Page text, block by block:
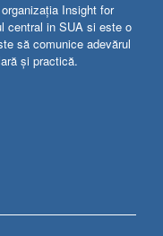
Insight for
central in SUA si este o
să comunice adevărul
și practică.